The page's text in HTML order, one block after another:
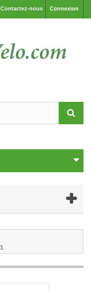
Connexion
Contactez-nous